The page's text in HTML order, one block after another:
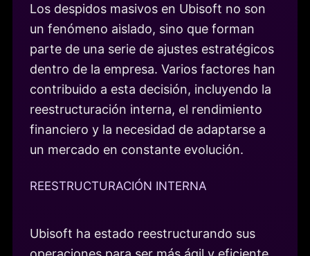
Los despidos masivos en Ubisoft no son
un fenómeno aislado, sino que forman
parte de una serie de ajustes estratégicos
dentro de la empresa. Varios factores han
contribuido a esta decisión, incluyendo la
reestructuración interna, el rendimiento
financiero y la necesidad de adaptarse a
un mercado en constante evolución.
REESTRUCTURACIÓN INTERNA
Ubisoft ha estado reestructurando sus